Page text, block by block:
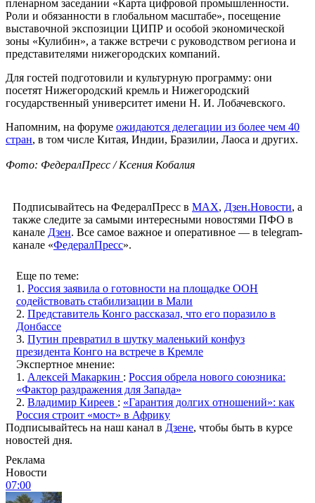
пленарном заседании «Карта цифровой промышленности.
Роли и обязанности в глобальном масштабе», посещение
выставочной экспозиции ЦИПР и особой экономической
зоны «Кулибин», а также встречи с руководством региона и
представителями нижегородских компаний.
Для гостей подготовили и культурную программу: они
посетят Нижегородский кремль и Нижегородский
государственный университет имени Н. И. Лобачевского.
Напомним, на форуме ожидаются делегации из более чем 40
стран, в том числе Китая, Индии, Бразилии, Лаоса и других.
Фото: ФедералПресс / Ксения Кобалия
Подписывайтесь на ФедералПресс в МАХ, Дзен.Новости, а
также следите за самыми интересными новостями ПФО в
канале Дзен. Все самое важное и оперативное — в telegram-
канале «ФедералПресс».
Еще по теме:
1. Россия заявила о готовности на площадке ООН
содействовать стабилизации в Мали
2. Представитель Конго рассказал, что его поразило в
Донбассе
3. Путин превратил в шутку маленький конфуз
президента Конго на встрече в Кремле
Экспертное мнение:
1. Алексей Макаркин : Россия обрела нового союзника:
«Фактор раздражения для Запада»
2. Владимир Киреев : «Гарантия долгих отношений»: как
Россия строит «мост» в Африку
Подписывайтесь на наш канал в Дзене, чтобы быть в курсе
новостей дня.
Реклама
Новости
07:00